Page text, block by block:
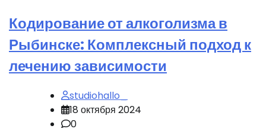
Кодирование от алкоголизма в
Рыбинске: Комплексный подход к
лечению зависимости
studiohallo_
18 октября 2024
0